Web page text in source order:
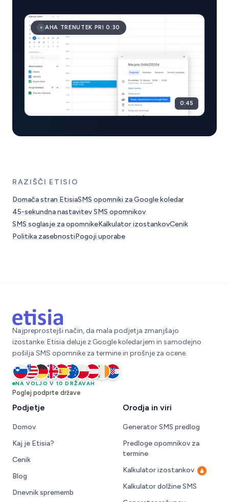
AHA TRENUTEK PRI 0:30
0:45
RAZIŠČI ETISIO
Domača stran EtisiaSMS opomniki za Google koledar
45-sekundna nastavitev SMS opomnikov
SMS soglasje za opomnikeKalkulator izostankovCenik
Politika zasebnostiPogoji uporabe
Najpreprostejši način, da mala podjetja zmanjšajo
izostanke: Etisia deluje z Google koledarjem in samodejno
pošilja SMS opomnike za termine in prošnje za ocene.
Slovenija
Združene države
Nemčija
Združeno kraljestvo
ŠpanijaAvstralija
PoljskaAvstrija
Irska
NA VOLJO V 10 DRŽAVAH
Poglej podprte države
Podjetje
Domov
Kaj je Etisia?
Cenik
Blog
Dnevnik sprememb
Orodja in viri
Generator SMS predlog
Predloge opomnikov za
termine
Kalkulator izostankov
Vroče
Kalkulator dolžine SMS